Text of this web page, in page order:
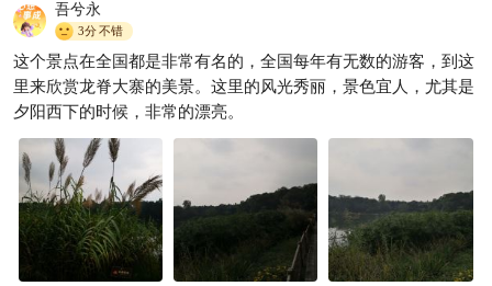
吾兮永
3分不错
这个景点在全国都是非常有名的，全国每年有无数的游客，到这
里来欣赏龙脊大寨的美景。这里的风光秀丽，景色宜人，尤其是
夕阳西下的时候，非常的漂亮。